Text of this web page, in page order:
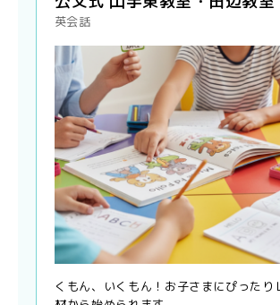
英会話
くもん、いくもん！お子さまにぴったり